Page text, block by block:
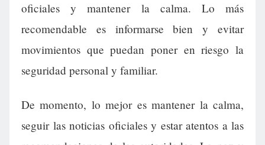
oficiales y mantener la calma. Lo más
recomendable es informarse bien y evitar
movimientos que puedan poner en riesgo la
seguridad personal y familiar.
De momento, lo mejor es mantener la calma,
seguir las noticias oficiales y estar atentos a las